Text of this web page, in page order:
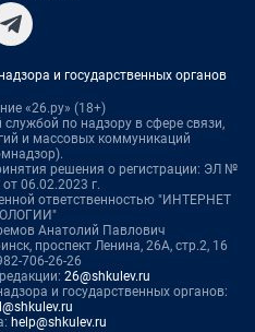
и государственных органов
«26.ру» (18+)
по надзору в сфере связи,
и массовых коммуникаций
решения о регистрации: ЭЛ №
06.02.2023 г.
ответственностью "ИНТЕРНЕТ
Анатолий Павлович
проспект Ленина, 26А, стр.2, 16
706-26-26
26@shkulev.ru
и государственных органов:
help@shkulev.ru